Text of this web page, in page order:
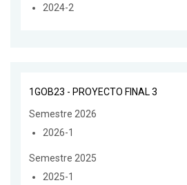
2024-2
1GOB23 - PROYECTO FINAL 3
Semestre 2026
2026-1
Semestre 2025
2025-1